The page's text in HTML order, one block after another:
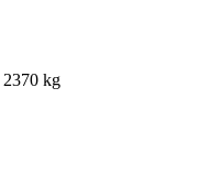
2370 kg